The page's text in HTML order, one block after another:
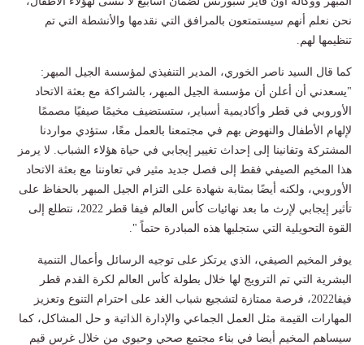
نحن نعلم أنهم سيستمتعون بالمرافق التي نقدمها والأنشطة التي تم
تنظيمها لهم.
كما قال السيد ناصر الخوري، المدير التنفيذي لمؤسسة الجيل المبهر:
"يسعدني أن أعلن أن مؤسسة الجيل المبهر، بالشراكة مع بعثة الاتحاد
الأوروبي في قطر وأكاديمية أسباير، ستستضيف مخيمًا صيفيًا مصممًا
لإلهام الأطفال والنهوض بهم في مجتمعنا بالعمل معًا، ستؤدي مواردنا
المشتركة وتفانينا إلى إحداث تغيير إيجابي في حياة هؤلاء الشباب. لا يرمز
هذا المخيم الصيفي فقط إلى فصل جديد مثير في تعاوننا مع بعثة الاتحاد
الأوروبي، ولكنه أيضًا بمثابة شهادة على التزام الجيل المبهر بالحفاظ على
تأثير إيجابي لإرث ما بعد نهائيات كأس العالم فيفا قطر 2022، نتطلع إلى
القوة التحويلية التي ستجلبها هذه المبادرة حتماً ".
يوفر المخيم الصيفي، الذي يرتكز على توجيه الرسائل وأعمال التنمية
البشرية التي تم الترويج لها خلال بطولة كأس العالم لكرة القدم قطر
فيفا2022، فرصة ممتازة لتشجيع شباب الغد على احترام التنوع وتعزيز
المهارات القيمة مثل العمل الجماعي والإدارة الذاتية و حل المشاكل، كما
سيساهم المخيم أيضا في بناء مجتمع صحي وحيوي من خلال غرس قيم